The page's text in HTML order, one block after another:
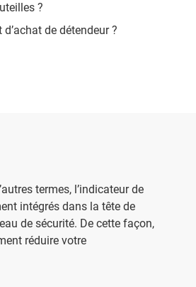
?
de détendeur ?
termes, l’indicateur de
intégrés dans la tête de
de sécurité. De cette façon,
réduire votre